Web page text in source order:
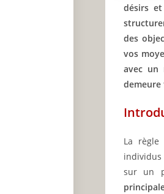
désirs
des
vos
avec un
La règle
individus
sur un